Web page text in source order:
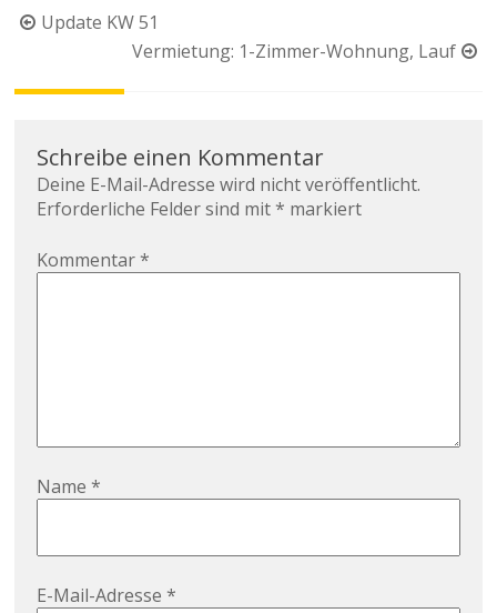
Beitragsnavigation
Update KW 51
Vermietung: 1-Zimmer-Wohnung, Lauf
Schreibe einen Kommentar
Deine E-Mail-Adresse wird nicht veröffentlicht.
Erforderliche Felder sind mit* markiert
Kommentar*
Name*
E-Mail-Adresse*